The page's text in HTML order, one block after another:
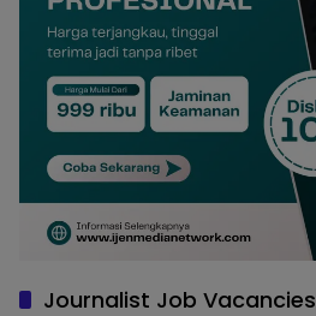
Journalist Job Vacancies